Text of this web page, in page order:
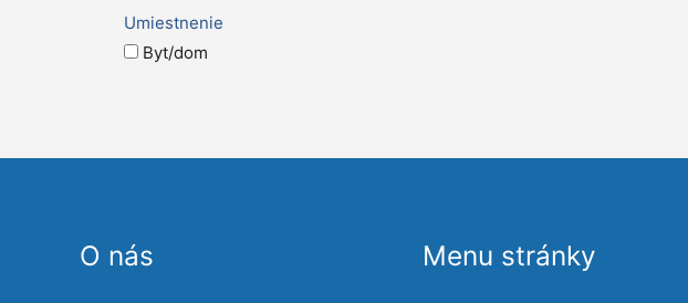
Umiestnenie
Byt/dom
O nás Menu stránky